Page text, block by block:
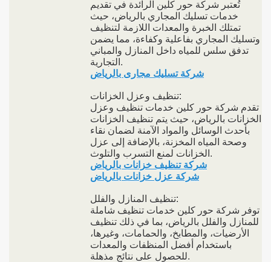
تُعتبر شركة حور كلين الرائدة في تقديم
خدمات تسليك المجاري بالرياض، حيث
تمتلك الخبرة والمعدات اللازمة لتنظيف
وتسليك المجاري بفاعلية وكفاءة، مما يضمن
تدفق سلس للمياه داخل المنازل والمباني
التجارية.
شركة تسليك مجارى بالرياض
تنظيف وعزل الخزانات:
تقدم شركة حور كلين خدمات تنظيف وعزل
الخزانات بالرياض، حيث يتم تنظيف الخزانات
بأحدث الوسائل والمواد الآمنة لضمان نقاء
وصحة المياه المخزنة، بالإضافة إلى عزل
الخزانات لمنع التسرب والتلوث.
شركة تنظيف خزانات بالرياض
شركة عزل خزانات بالرياض
تنظيف المنازل والفلل:
توفر شركة حور كلين خدمات تنظيف شاملة
للمنازل والفلل بالرياض، بما في ذلك تنظيف
الأرضيات، والمطابخ، والحمامات، وغيرها،
باستخدام أفضل المنظفات والمعدات
للحصول على نتائج مذهلة.